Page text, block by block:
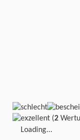
(2
Loading...